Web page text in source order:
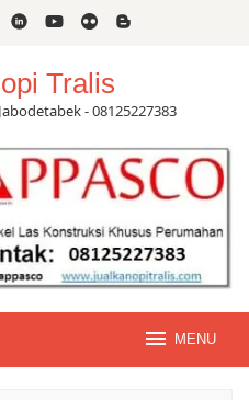
Tralis
- 08125227383
MENU